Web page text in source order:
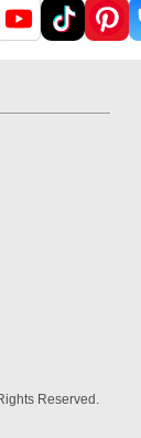
Reserved.